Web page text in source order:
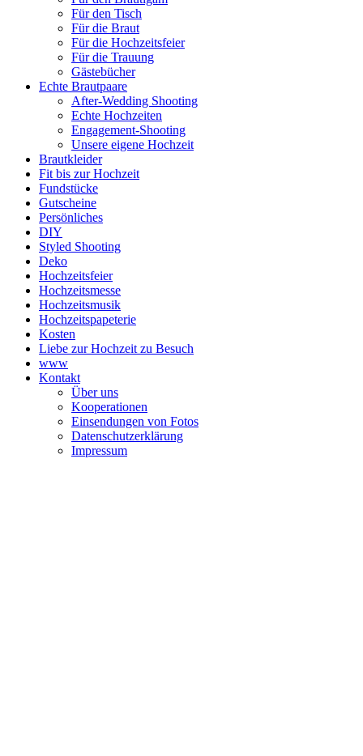
Für den Tisch
Für die Braut
Für die Hochzeitsfeier
Für die Trauung
Gästebücher
Echte Brautpaare
After-Wedding Shooting
Echte Hochzeiten
Engagement-Shooting
Unsere eigene Hochzeit
Brautkleider
Fit bis zur Hochzeit
Fundstücke
Gutscheine
Persönliches
DIY
Styled Shooting
Deko
Hochzeitsfeier
Hochzeitsmesse
Hochzeitsmusik
Hochzeitspapeterie
Kosten
Liebe zur Hochzeit zu Besuch
www
Kontakt
Über uns
Kooperationen
Einsendungen von Fotos
Datenschutzerklärung
Impressum